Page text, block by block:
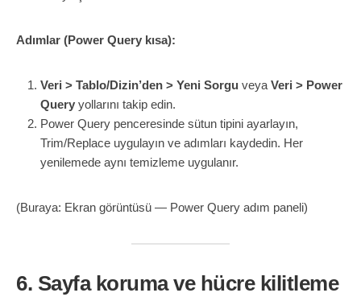
Adımlar (Power Query kısa):
Veri > Tablo/Dizin’den > Yeni Sorgu veya Veri > Power
Query yollarını takip edin.
Power Query penceresinde sütun tipini ayarlayın,
Trim/Replace uygulayın ve adımları kaydedin. Her
yenilemede aynı temizleme uygulanır.
(Buraya: Ekran görüntüsü — Power Query adım paneli)
6. Sayfa koruma ve hücre kilitleme